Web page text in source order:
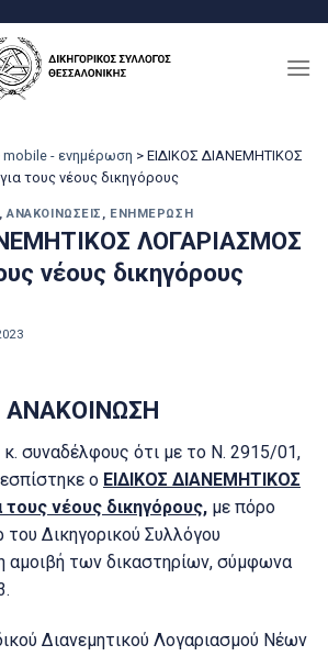
mobile - ενημέρωση > ΕΙΔΙΚΟΣ ΔΙΑΝΕΜΗΤΙΚΟΣ
τους νέους δικηγόρους
,ΑΝΑΚΟΙΝΏΣΕΙΣ , ΕΝΗΜΈΡΩΣΗ
ΛΟΓΑΡΙΑΣΜΟΣ
νέους δικηγόρους
ΑΝΑΚΟΙΝΩΣΗ
κ. συναδέλφους ότι με το Ν. 2915/01,
ο ΕΙΔΙΚΟΣ ΔΙΑΝΕΜΗΤΙΚΟΣ
νέους δικηγόρους, με πόρο
Δικηγορικού Συλλόγου
αμοιβή των δικαστηρίων, σύμφωνα
Διανεμητικού Λογαριασμού Νέων